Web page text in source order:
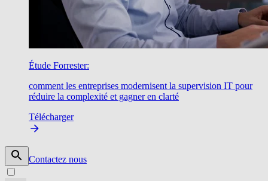
Étude Forrester:
comment les entreprises modernisent la supervision IT pour
réduire la complexité et gagner en clarté
Télécharger
Contactez nous